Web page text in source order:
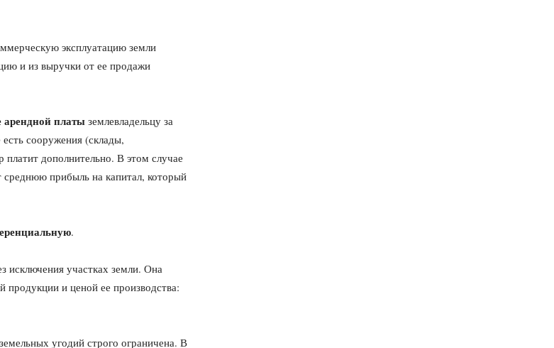
эксплуатацию земли
и из выручки от ее продажи
арендной платы землевладельцу за
сооружения (склады,
платит дополнительно. В этом случае
прибыль на капитал, который
.
исключения участках земли. Она
продукции и ценой ее производ­ства:
угодий строго ограничена. В